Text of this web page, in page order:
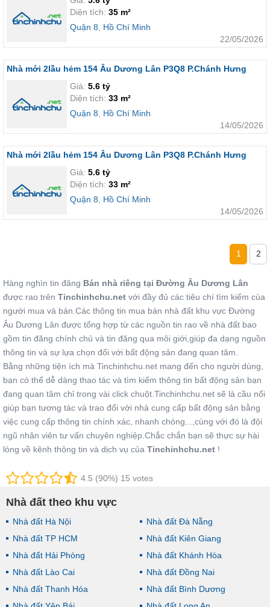
Diện tích: 35 m²
Quận 8
Hồ Chí Minh
22/05/2026
Nhà mới 2lầu hẻm 154 Âu Dương Lân P3Q8 P.Chánh Hưng
Giá: 5.6 tỷ
Diện tích: 33 m²
Quận 8
Hồ Chí Minh
14/05/2026
Nhà mới 2lầu hẻm 154 Âu Dương Lân P3Q8 P.Chánh Hưng
Giá: 5.6 tỷ
Diện tích: 33 m²
Quận 8
Hồ Chí Minh
14/05/2026
1 2
Hàng nghìn tin đăng Bán nhà riêng tại Đường Âu Dương Lân
được rao trên Tinchinhchu.net với đầy đủ các tiêu chí tìm kiếm của
người mua và bán.Các thông tin mua bán nhà đất khu vực Đường
Âu Dương Lân được tổng hợp từ các nguồn tin rao về nhà đất bao
gồm tin đăng chính chủ và tin đăng qua môi giới,giúp đa dạng nguồn
thông tin và sự lựa chọn đối với bất động sản đang quan tâm.
Bằng những tiện ích mà Tinchinhchu.net mang đến cho người dùng,
bạn có thể dễ dàng thao tác và tìm kiếm thông tin bất động sản bạn
đang quan tâm chỉ trong vài click chuột.Tinchinhchu.net sẽ là cầu nối
giúp bạn tương tác và trao đổi với nhà cung cấp bất động sản bằng
việc cung cấp thông tin chính xác, nhanh chóng...,cùng với đó là đội
ngũ nhân viên tư vấn chuyên nghiệp.Chắc chắn bạn sẽ thực sự hài
lòng về kênh thông tin và dịch vụ của Tinchinhchu.net !
4.5 (90%) 15 votes
Nhà đất theo khu vực
Nhà đất Hà Nội
Nhà đất TP HCM
Nhà đất Hải Phòng
Nhà đất Lào Cai
Nhà đất Thanh Hóa
Nhà đất Đà Nẵng
Nhà đất Kiên Giang
Nhà đất Khánh Hòa
Nhà đất Đồng Nai
Nhà đất Bình Dương